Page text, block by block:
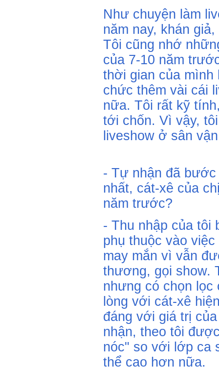
Như chuyện làm
năm nay, khán
Tôi cũng nhớ
của 7-10 năm
thời gian của mình
chức thêm vài cái
nữa. Tôi rất kỹ
tới chốn. Vì vậy,
liveshow ở sân
- Tự nhận đã
nhất, cát-xê của
năm trước?
- Thu nhập của tôi
phụ thuộc vào
may mắn vì vẫn
thương, gọi show.
nhưng có chọn
lòng với cát-xê
đáng với giá trị
nhận, theo tôi
nóc" so với lớp ca
thể cao hơn nữa.